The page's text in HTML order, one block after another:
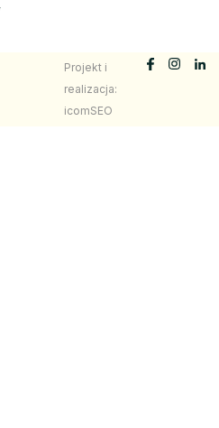
Projekt i
realizacja:
icomSEO